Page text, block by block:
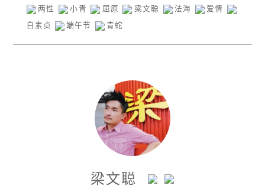
两性 小青 屈原 梁文聪 法海
爱情
白素贞
端午节 青蛇
梁文聪